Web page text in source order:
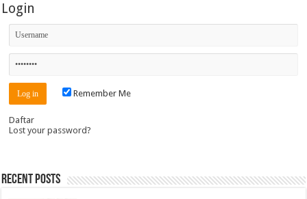
Login
Remember Me
Daftar
Lost your password?
Recent Posts